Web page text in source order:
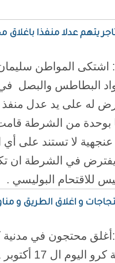
تاجر يتهم عدلا منفذا
: اشتكى المواطن
البطاطس والبصل
له على يد عدل منفذ
بوحدة من الشرطة
لا تستند على
يفترض في الشرطة ان
للاقتحام البوليسي .
و اغلاق الطريق و
محتجون في مدنية